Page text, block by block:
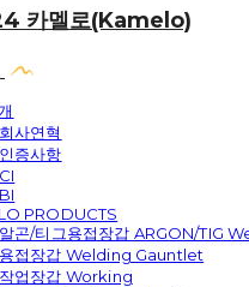
카멜로(Kamelo)
회사연혁
인증사항
CI
BI
PRODUCTS
알곤/티그용접장갑 ARGON/TIG
용접장갑 Welding Gauntlet
작업장갑 Working